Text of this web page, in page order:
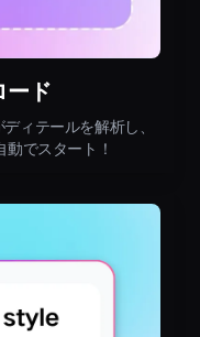
ード
ィテールを解析し、
でスタート！